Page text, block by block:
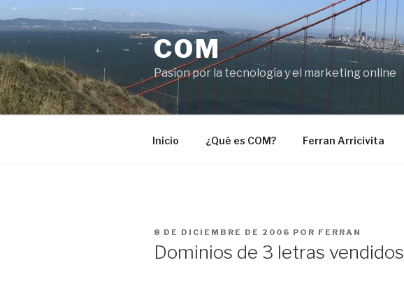
Saltar
al
contenido
COM
Pasíon por la tecnología y el marketing online
Inicio ¿Qué es COM? Ferran Arricivita
PUBLICADO
8 DE DICIEMBRE DE 2006 POR FERRAN
Dominios de 3 letras vendidos